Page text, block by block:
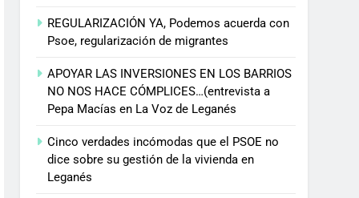
REGULARIZACIÓN YA, Podemos acuerda con
Psoe, regularización de migrantes
APOYAR LAS INVERSIONES EN LOS BARRIOS
NO NOS HACE CÓMPLICES…(entrevista a
Pepa Macías en La Voz de Leganés
Cinco verdades incómodas que el PSOE no
dice sobre su gestión de la vivienda en
Leganés